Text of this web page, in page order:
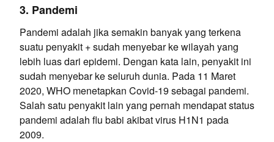
3. Pandemi
Pandemi adalah jika semakin banyak yang terkena
suatu penyakit + sudah menyebar ke wilayah yang
lebih luas dari epidemi. Dengan kata lain, penyakit ini
sudah menyebar ke seluruh dunia. Pada 11 Maret
2020, WHO menetapkan Covid-19 sebagai pandemi.
Salah satu penyakit lain yang pernah mendapat status
pandemi adalah flu babi akibat virus H1N1 pada
2009.